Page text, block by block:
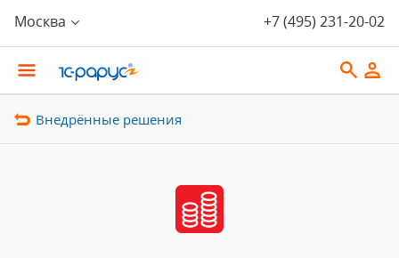
Москва +7 (495) 231-20-02
Внедрённые решения